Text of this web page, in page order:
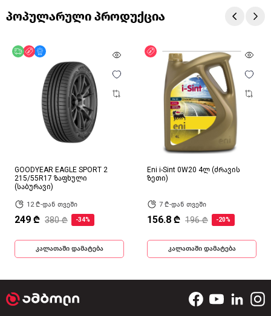
პოპულარული პროდუქცია
უფასო მიწოდება
ფასდაკლება
GOODYEAR EAGLE SPORT 2
215/55R17 ზაფხული
(საბურავი)
12 ₾-დან თვეში
249 ₾ 380 ₾ -34%
კალათაში დამატება
ფასდაკლება
Eni i-Sint 0W20 4ლ (ძრავის
ზეთი)
7 ₾-დან თვეში
156.8 ₾ 196 ₾ -20%
კალათაში დამატება